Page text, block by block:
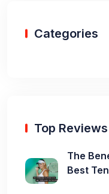
Categories
Top Reviews
The
Best